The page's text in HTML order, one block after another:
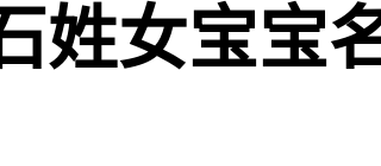
姓女宝宝